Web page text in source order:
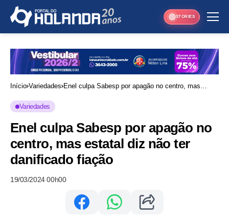
STORIES
Início Variedades Enel culpa Sabesp por apagão no centro, mas
Variedades
Enel culpa Sabesp por apagão no
centro, mas estatal diz não ter
danificado fiação
19/03/2024 00h00